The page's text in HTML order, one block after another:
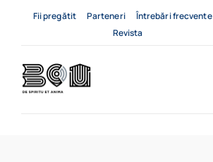
Fii pregătit Parteneri
Întrebări frecvente
Revista